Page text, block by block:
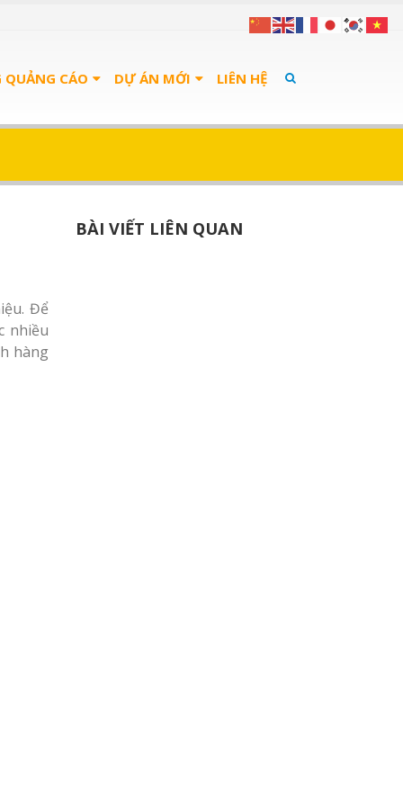
CÁO DỰ ÁN MỚI LIÊN HỆ
Để
nhiều
hàng
BÀI VIẾT LIÊN QUAN